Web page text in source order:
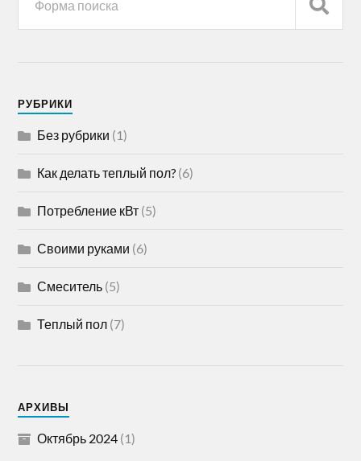
РУБРИКИ
Без рубрики (1)
Как делать теплый пол? (6)
Потребление кВт (5)
Своими руками (6)
Смеситель (5)
Теплый пол (7)
АРХИВЫ
Октябрь 2024 (1)